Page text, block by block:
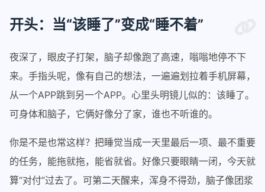
开头：当“该睡了”变成“睡不着”
夜深了，眼皮子打架，脑子却像跑了高速，嗡嗡地停不下
来。手指头呢，像有自己的想法，一遍遍划拉着手机屏幕，
从一个APP跳到另一个APP。心里头明镜儿似的：该睡了。
可身体和脑子，它俩好像分了家，谁也不听谁的。
你是不是也常这样？把睡觉当成一天里最后一项、最不重要
的任务，能拖就拖，能省就省。好像只要眼睛一闭，今天就
算“对付”过去了。可第二天醒来，浑身不得劲，脑子像团浆